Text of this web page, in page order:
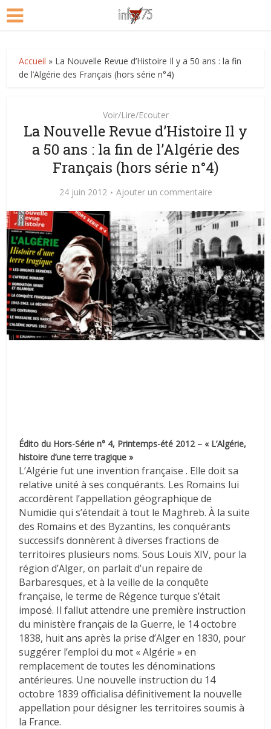
Accueil » La Nouvelle Revue d’Histoire Il y a 50 ans : la fin
de l’Algérie des Français (hors série n°4)
Voir/Lire/Ecouter
La Nouvelle Revue d’Histoire Il y
a 50 ans : la fin de l’Algérie des
Français (hors série n°4)
24 juin 2012 Ajouter un commentaire
Édito du Hors-Série n° 4, Printemps-été 2012 – « L’Algérie,
histoire d’une terre tragique »
L’Algérie fut une invention française . Elle doit sa
relative unité à ses conquérants. Les Romains lui
accordèrent l’appellation géographique de
Numidie qui s’étendait à tout le Maghreb. À la suite
des Romains et des Byzantins, les conquérants
successifs donnèrent à diverses fractions de
territoires plusieurs noms. Sous Louis XIV, pour la
région d’Alger, on parlait d’un repaire de
Barbaresques, et à la veille de la conquête
française, le terme de Régence turque s’était
imposé. Il fallut attendre une première instruction
du ministère français de la Guerre, le 14 octobre
1838, huit ans après la prise d’Alger en 1830, pour
suggérer l’emploi du mot « Algérie » en
remplacement de toutes les dénominations
antérieures. Une nouvelle instruction du 14
octobre 1839 officialisa définitivement la nouvelle
appellation pour désigner les territoires soumis à
la France.